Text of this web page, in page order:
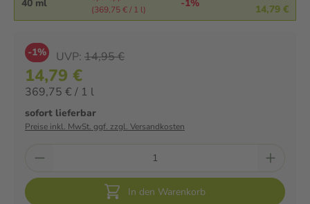
40 ml
(369,75 € / 1 l)
-1% 14,79 €
-1% UVP: 14,95 €
14,79 €
369,75 € / 1 l
sofort lieferbar
Preise inkl. MwSt. ggf. zzgl. Versandkosten
In den Warenkorb